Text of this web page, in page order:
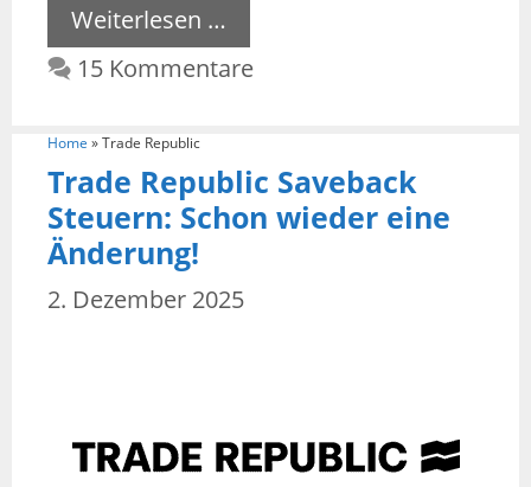
Weiterlesen …
15 Kommentare
Home »Trade Republic
Trade Republic Saveback
Steuern: Schon wieder eine
Änderung!
2. Dezember 2025